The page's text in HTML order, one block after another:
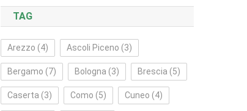
TAG
Arezzo (4) Ascoli Piceno (3)
Bergamo (7) Bologna (3) Brescia (5)
Caserta (3) Como (5) Cuneo (4)